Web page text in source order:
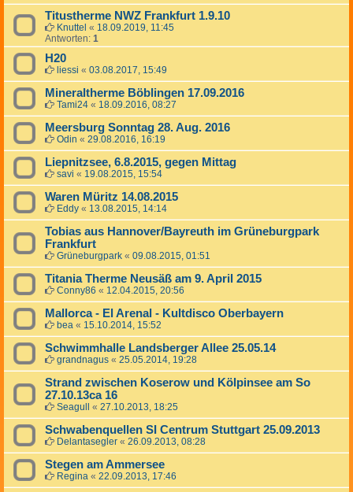
Titustherme NWZ Frankfurt 1.9.10
Knuttel « 18.09.2019, 11:45
Antworten: 1
H20
liessi « 03.08.2017, 15:49
Mineraltherme Böblingen 17.09.2016
Tami24 « 18.09.2016, 08:27
Meersburg Sonntag 28. Aug. 2016
Odin « 29.08.2016, 16:19
Liepnitzsee, 6.8.2015, gegen Mittag
savi « 19.08.2015, 15:54
Waren Müritz 14.08.2015
Eddy « 13.08.2015, 14:14
Tobias aus Hannover/Bayreuth im Grüneburgpark
Frankfurt
Grüneburgpark « 09.08.2015, 01:51
Titania Therme Neusäß am 9. April 2015
Conny86 « 12.04.2015, 20:56
Mallorca - El Arenal - Kultdisco Oberbayern
bea « 15.10.2014, 15:52
Schwimmhalle Landsberger Allee 25.05.14
grandnagus « 25.05.2014, 19:28
Strand zwischen Koserow und Kölpinsee am So
27.10.13ca 16
Seagull « 27.10.2013, 18:25
Schwabenquellen SI Centrum Stuttgart 25.09.2013
Delantasegler « 26.09.2013, 08:28
Stegen am Ammersee
Regina « 22.09.2013, 17:46